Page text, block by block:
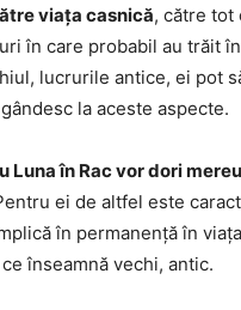
viața casnică, către tot
în care probabil au trăit
lucrurile antice, ei pot
la aceste aspecte.
Luna în Rac vor dori
ei de altfel este
în permanență în
înseamnă vechi, antic.